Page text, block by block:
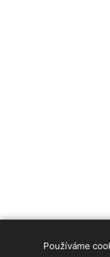
Používáme